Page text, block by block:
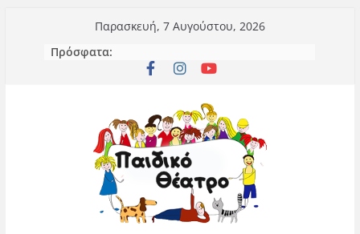
περιεχόμενο
Παρασκευή, 7 Αυγούστου, 2026
Πρόσφατα: